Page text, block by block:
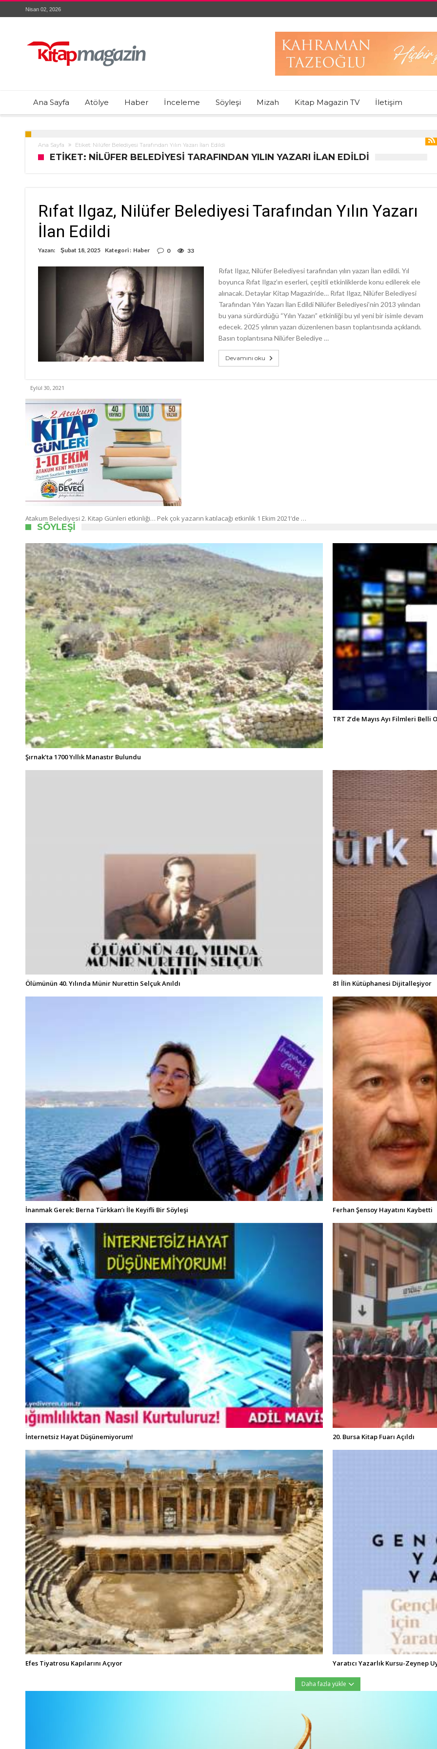
Nisan 02, 2026
Ana Sayfa Atölye Haber İnceleme Söyleşi Mizah Kitap Magazin TV İletişim
Ana Sayfa Etiket: Nilüfer Belediyesi Tarafından Yılın Yazarı İlan Edildi
ETIKET: NILÜFER BELEDIYESI TARAFINDAN YILIN YAZARI İLAN EDILDI
Rıfat Ilgaz, Nilüfer Belediyesi Tarafından Yılın Yazarı
İlan Edildi
Yazan: Şubat 18, 2025 Kategori : Haber 0 33
Rıfat Ilgaz, Nilüfer Belediyesi tarafından yılın yazarı İlan edildi. Yıl
boyunca Rıfat Ilgaz’ın eserleri, çeşitli etkinliklerde konu edilerek ele
alınacak. Detaylar Kitap Magazin‘de… Rıfat Ilgaz, Nilüfer Belediyesi
Tarafından Yılın Yazarı İlan Edildi Nilüfer Belediyesi’nin 2013 yılından
bu yana sürdürdüğü “Yılın Yazarı” etkinliği bu yıl yeni bir isimle devam
edecek. 2025 yılının yazarı düzenlenen basın toplantısında açıklandı.
Basın toplantısına Nilüfer Belediye …
Devamını oku
Eylül 30, 2021
Atakum Belediyesi 2. Kitap Günleri etkinliği… Pek çok yazarın katılacağı etkinlik 1 Ekim 2021’de …
SÖYLEŞI
Şırnak’ta 1700 Yıllık Manastır Bulundu
TRT 2’de Mayıs Ayı Filmleri Belli
Ölümünün 40. Yılında Münir Nurettin Selçuk Anıldı 81 İlin Kütüphanesi Dijitalleşiyor
İnanmak Gerek: Berna Türkkan’ı İle Keyifli Bir Söyleşi Ferhan Şensoy Hayatını Kaybetti
İnternetsiz Hayat Düşünemiyorum! 20. Bursa Kitap Fuarı Açıldı
Efes Tiyatrosu Kapılarını Açıyor Yaratıcı Yazarlık Kursu-Zeynep
Daha fazla yükle